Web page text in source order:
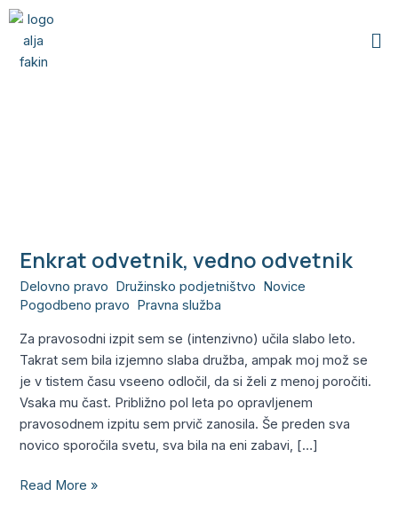
Skip
content
Enkrat odvetnik, vedno odvetnik
Delovno pravo Družinsko podjetništvo Novice
Pogodbeno pravo Pravna služba
Za pravosodni izpit sem se (intenzivno) učila slabo leto.
Takrat sem bila izjemno slaba družba, ampak moj mož se
je v tistem času vseeno odločil, da si želi z menoj poročiti.
Vsaka mu čast. Približno pol leta po opravljenem
pravosodnem izpitu sem prvič zanosila. Še preden sva
novico sporočila svetu, sva bila na eni zabavi, […]
Enkrat
odvetnik,
vedno
Read More »